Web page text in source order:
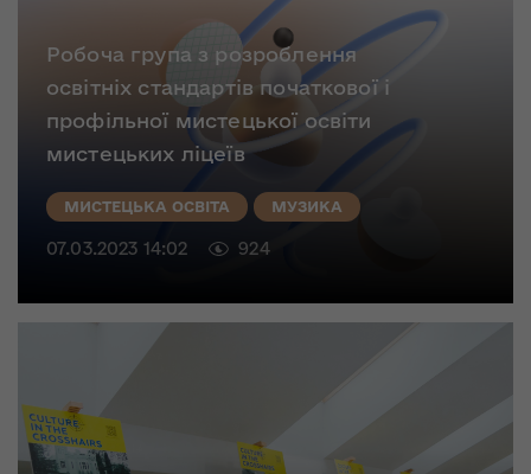
Робоча група з розроблення
освітніх стандартів початкової і
профільної мистецької освіти
мистецьких ліцеїв
МИСТЕЦЬКА ОСВІТА МУЗИКА
07.03.2023 14:02 924